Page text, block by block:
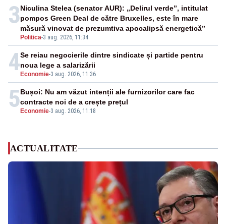
3
Politica-3 aug. 2026, 11:34
Niculina Stelea (senator AUR): „Delirul verde”, intitulat
pompos Green Deal de către Bruxelles, este în mare
măsură vinovat de prezumtiva apocalipsă energetică”
4 Economie-3 aug. 2026, 11:36
Se reiau negocierile dintre sindicate și partide pentru
noua lege a salarizării
5 Economie-3 aug. 2026, 11:18
Bușoi: Nu am văzut intenții ale furnizorilor care fac
contracte noi de a crește prețul
ACTUALITATE